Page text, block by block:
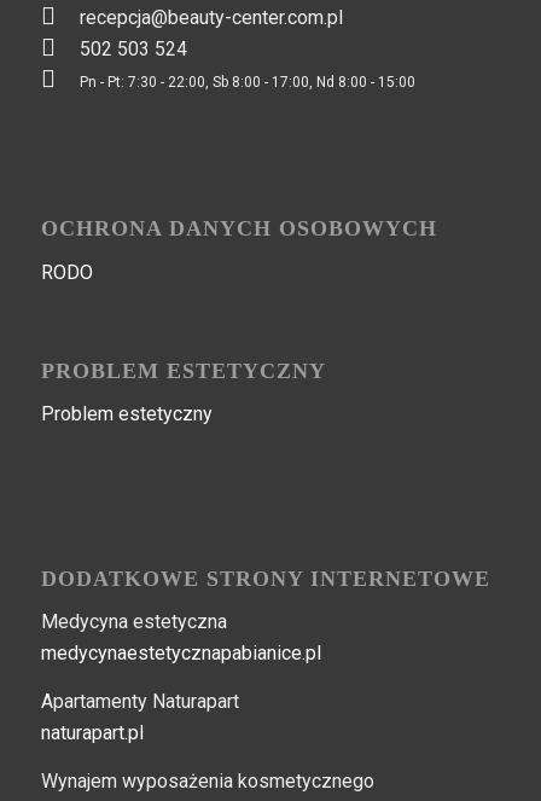
recepcja@beauty-center.com.pl
502 503 524
Pn - Pt: 7:30 - 22:00, Sb 8:00 - 17:00, Nd 8:00 - 15:00
OCHRONA DANYCH OSOBOWYCH
RODO
PROBLEM ESTETYCZNY
Problem estetyczny
DODATKOWE STRONY INTERNETOWE
Medycyna estetyczna
medycynaestetycznapabianice.pl
Apartamenty Naturapart
naturapart.pl
Wynajem wyposażenia kosmetycznego